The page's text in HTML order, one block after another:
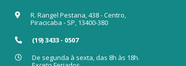
R. Rangel Pestana, 438 - Centro,
Piracicaba - SP, 13400-380
(19) 3433 - 0507
De segunda à sexta, das 8h às 18h.